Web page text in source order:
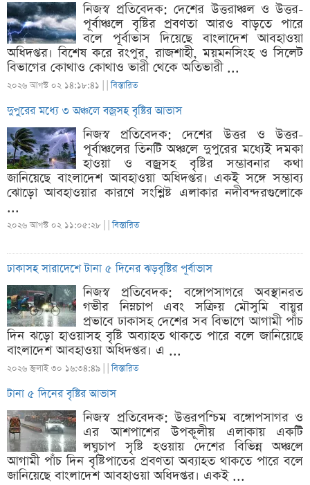
নিজস্ব প্রতিবেদক: দেশের উত্তরাঞ্চল ও উত্তর-
পূর্বাঞ্চলে বৃষ্টির প্রবণতা আরও বাড়তে পারে
বলে পূর্বাভাস দিয়েছে বাংলাদেশ আবহাওয়া
অধিদপ্তর। বিশেষ করে রংপুর, রাজশাহী, ময়মনসিংহ ও সিলেট
বিভাগের কোথাও কোথাও ভারী থেকে অতিভারী ...
২০২৬ আগস্ট ০২ ১৪:১৮:৪১ | |বিস্তারিত
দুপুরের মধ্যে ৩ অঞ্চলে বজ্রসহ বৃষ্টির আভাস
নিজস্ব প্রতিবেদক: দেশের উত্তর ও উত্তর-
পূর্বাঞ্চলের তিনটি অঞ্চলে দুপুরের মধ্যেই দমকা
হাওয়া ও বজ্রসহ বৃষ্টির সম্ভাবনার কথা
জানিয়েছে বাংলাদেশ আবহাওয়া অধিদপ্তর। একই সঙ্গে সম্ভাব্য
ঝোড়ো আবহাওয়ার কারণে সংশ্লিষ্ট এলাকার নদীবন্দরগুলোকে
...
২০২৬ আগস্ট ০২ ১১:০৫:২৮ | |বিস্তারিত
ঢাকাসহ সারাদেশে টানা ৫ দিনের ঝড়বৃষ্টির পূর্বাভাস
নিজস্ব প্রতিবেদক: বঙ্গোপসাগরে অবস্থানরত
গভীর নিম্নচাপ এবং সক্রিয় মৌসুমি বায়ুর
প্রভাবে ঢাকাসহ দেশের সব বিভাগে আগামী পাঁচ
দিন ঝড়ো হাওয়াসহ বৃষ্টি অব্যাহত থাকতে পারে বলে জানিয়েছে
বাংলাদেশ আবহাওয়া অধিদপ্তর। এ ...
২০২৬ জুলাই ৩০ ১৬:৩৪:৪৯ | |বিস্তারিত
টানা ৫ দিনের বৃষ্টির আভাস
নিজস্ব প্রতিবেদক: উত্তরপশ্চিম বঙ্গোপসাগর ও
এর আশপাশের উপকূলীয় এলাকায় একটি
লঘুচাপ সৃষ্টি হওয়ায় দেশের বিভিন্ন অঞ্চলে
আগামী পাঁচ দিন বৃষ্টিপাতের প্রবণতা অব্যাহত থাকতে পারে বলে
জানিয়েছে বাংলাদেশ আবহাওয়া অধিদপ্তর। একই ...